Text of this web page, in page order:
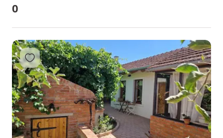
0
Přidat do oblíbených